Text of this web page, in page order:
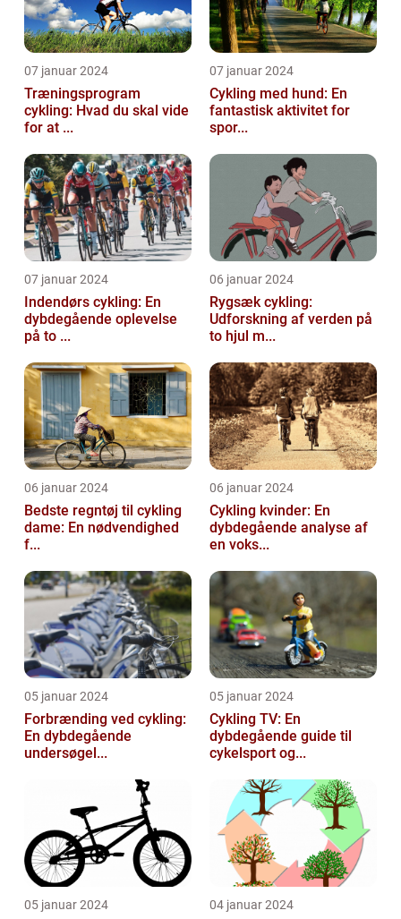
07 januar 2024
Træningsprogram
cykling: Hvad du skal vide
for at ...
07 januar 2024
Cykling med hund: En
fantastisk aktivitet for
spor...
07 januar 2024
Indendørs cykling: En
dybdegående oplevelse
på to ...
06 januar 2024
Rygsæk cykling:
Udforskning af verden på
to hjul m...
06 januar 2024
Bedste regntøj til cykling
dame: En nødvendighed
f...
06 januar 2024
Cykling kvinder: En
dybdegående analyse af
en voks...
05 januar 2024
Forbrænding ved cykling:
En dybdegående
undersøgel...
05 januar 2024
Cykling TV: En
dybdegående guide til
cykelsport og...
05 januar 2024 04 januar 2024